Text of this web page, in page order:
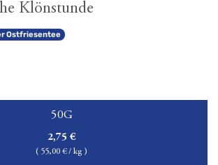
Klönstunde
Ostfriesentee
50G
2,75 €
( 55,00 € / kg )